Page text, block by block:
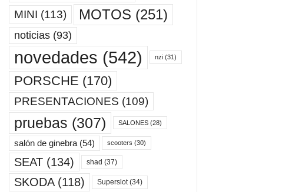
MINI (113) MOTOS (251)
noticias(93)
novedades (542) nzi(31)
PORSCHE (170)
PRESENTACIONES (109)
pruebas (307) SALONES(28)
salón de ginebra(54) scooters (30)
SEAT(134) shad (37)
SKODA(118) Superslot(34)